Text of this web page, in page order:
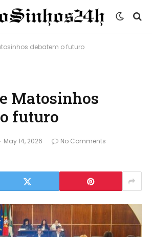
debatem o futuro
Matosinhos
futuro
May 14, 2026
No Comments